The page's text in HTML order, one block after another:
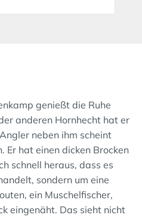
genießt die Ruhe
anderen Hornhecht hat er
neben ihm scheint
Er hat einen dicken Brocken
schnell heraus, dass es
sondern um eine
ein Muschelfischer,
eingenäht. Das sieht nicht